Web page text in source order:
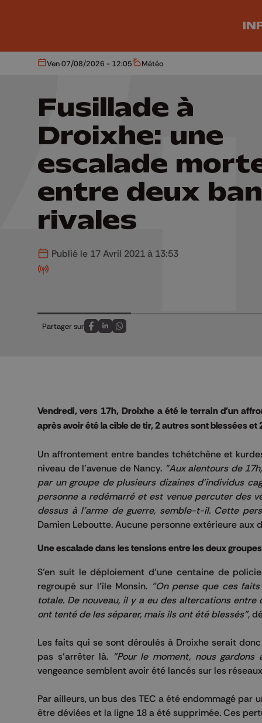
Aujourd'hui
Ven 07/08/2026 - 12:05 Météo
Météo
Fusillade à
Droixhe: une
escalade
entre deux
rivales
Publié le 17 Avril 2021 à 13:53
Partager sur
Partagez sur FaceBook
Partagez sur LinkedIn
Partagez sur Whatsapp
Vendredi, vers 17h, Droixhea été le terrain d'un
après avoir été la cible de tir, 2 autres sont blessées
Un affrontement entre bandes tchétchène et
niveau de l’avenue de Nancy. "Aux alentours de 17h
par un groupe de plusieurs dizaines d'individus
personne a redémarré et est venue percuter des
dessus à l'arme de guerre, semble-t-il.Cette
Damien Leboutte. Aucune personne extérieure aux
Une escalade dans les tensions entre les deux groupes
S’en suit le déploiement d’une centaine de
regroupé sur l’île Monsin. "On pense que ces
totale. De nouveau, il y a eu des altercations
ont tenté de les séparer, mais ils ont été blessés",
Les faits qui se sont déroulés à Droixhe serait
pas s’arrêter là. "Pour le moment, nous
vengeance semblent avoir été lancés sur les
Par ailleurs, un bus des TEC a été endommagé par
être déviées et la ligne 18 a été supprimée. Ces